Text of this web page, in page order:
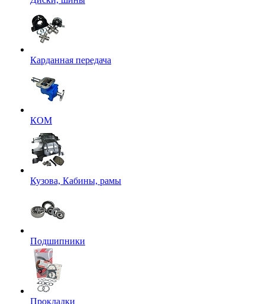
Карданная передача
КОМ
Кузова, Кабины, рамы
Подшипники
Прокладки